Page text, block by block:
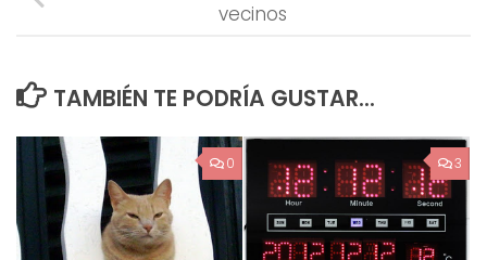
vecinos
TAMBIÉN TE PODRÍA GUSTAR...
0 3